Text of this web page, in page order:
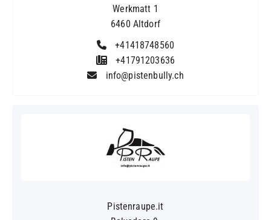
Werkmatt 1
6460 Altdorf
+41418748560
+41791203636
info@pistenbully.ch
Pistenraupe.it